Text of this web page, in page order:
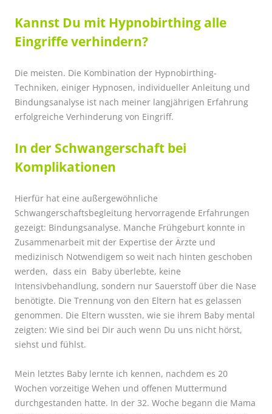
Kannst Du mit Hypnobirthing alle
Eingriffe verhindern?
Die meisten. Die Kombination der Hypnobirthing-
Techniken, einiger Hypnosen, individueller Anleitung und
Bindungsanalyse ist nach meiner langjährigen Erfahrung
erfolgreiche Verhinderung von Eingriff.
In der Schwangerschaft bei
Komplikationen
Hierfür hat eine außergewöhnliche
Schwangerschaftsbegleitung hervorragende Erfahrungen
gezeigt: Bindungsanalyse. Manche Frühgeburt konnte in
Zusammenarbeit mit der Expertise der Ärzte und
medizinisch Notwendigem so weit nach hinten geschoben
werden, dass ein Baby überlebte, keine
Intensivbehandlung, sondern nur Sauerstoff über die Nase
benötigte. Die Trennung von den Eltern hat es gelassen
genommen. Die Eltern wussten, wie sie ihrem Baby mental
zeigten: Wie sind bei Dir auch wenn Du uns nicht hörst,
siehst und fühlst.
Mein letztes Baby lernte ich kennen, nachdem es 20
Wochen vorzeitige Wehen und offenen Muttermund
durchgestanden hatte. In der 32. Woche begann die Mama